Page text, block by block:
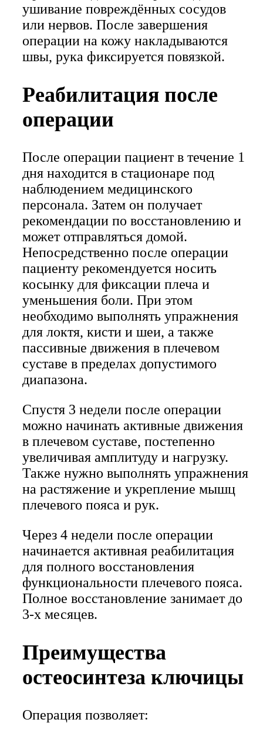
ушивание повреждённых сосудов
или нервов. После завершения
операции на кожу накладываются
швы, рука фиксируется повязкой.
Реабилитация после
операции
После операции пациент в течение 1
дня находится в стационаре под
наблюдением медицинского
персонала. Затем он получает
рекомендации по восстановлению и
может отправляться домой.
Непосредственно после операции
пациенту рекомендуется носить
косынку для фиксации плеча и
уменьшения боли. При этом
необходимо выполнять упражнения
для локтя, кисти и шеи, а также
пассивные движения в плечевом
суставе в пределах допустимого
диапазона.
Спустя 3 недели после операции
можно начинать активные движения
в плечевом суставе, постепенно
увеличивая амплитуду и нагрузку.
Также нужно выполнять упражнения
на растяжение и укрепление мышц
плечевого пояса и рук.
Через 4 недели после операции
начинается активная реабилитация
для полного восстановления
функциональности плечевого пояса.
Полное восстановление занимает до
3-х месяцев.
Преимущества
остеосинтеза ключицы
Операция позволяет: